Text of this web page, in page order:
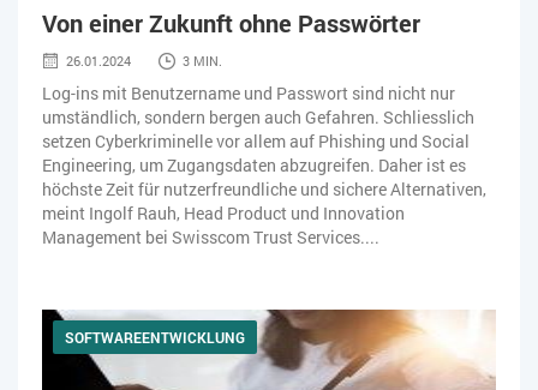
Von einer Zukunft ohne Passwörter
26.01.2024 3 MIN.
Log-ins mit Benutzername und Passwort sind nicht nur
umständlich, sondern bergen auch Gefahren. Schliesslich
setzen Cyberkriminelle vor allem auf Phishing und Social
Engineering, um Zugangsdaten abzugreifen. Daher ist es
höchste Zeit für nutzerfreundliche und sichere Alternativen,
meint Ingolf Rauh, Head Product und Innovation
Management bei Swisscom Trust Services....
SOFTWAREENTWICKLUNG